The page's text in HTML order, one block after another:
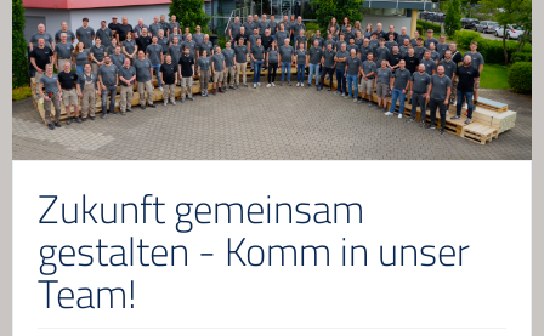
Zukunft gemeinsam
gestalten - Komm in unser
Team!